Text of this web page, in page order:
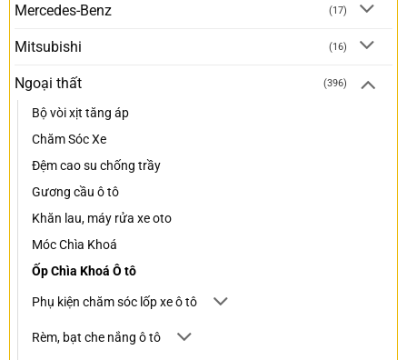
Mercedes-Benz (17)
Mitsubishi (16)
Ngoại thất (396)
Bộ vòi xịt tăng áp
Chăm Sóc Xe
Đệm cao su chống trầy
Gương cầu ô tô
Khăn lau, máy rửa xe oto
Móc Chìa Khoá
Ốp Chìa Khoá Ô tô
Phụ kiện chăm sóc lốp xe ô tô
Rèm, bạt che nắng ô tô